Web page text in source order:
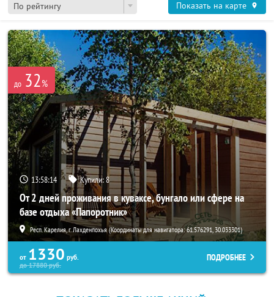
По рейтингу Показать на карте
до 32%
13:58:14 Купили:8
От 2 дней проживания в куваксе, бунгало или сфере на
базе отдыха «Папоротник»
Респ. Карелия, г. Лахденпохья (Координаты для навигатора: 61.576291, 30.033301)
от 1330 руб.
до17880руб.
ПОДРОБНЕЕ